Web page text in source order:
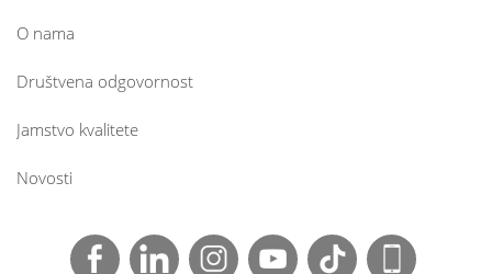
O nama
Društvena odgovornost
Jamstvo kvalitete
Novosti